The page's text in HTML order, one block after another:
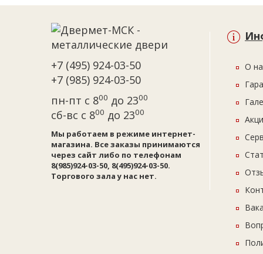
+7 (495) 924-03-50
+7 (985) 924-03-50
пн-пт с 800 до 2300
сб-вс с 800 до 2300
Мы работаем в режиме интернет-
магазина. Все заказы принимаются
через сайт либо по телефонам
8(985)924-03-50, 8(495)924-03-50.
Торгового зала у нас нет.
О